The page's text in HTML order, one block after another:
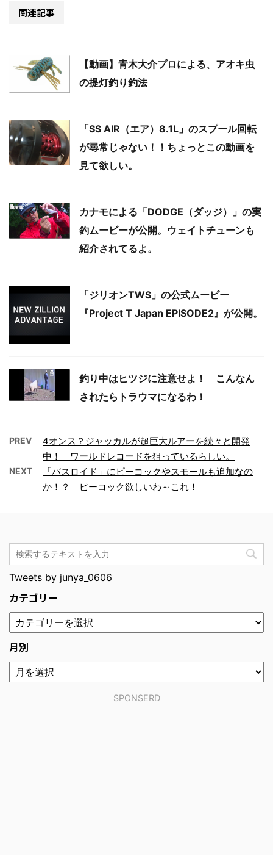
関連記事
【動画】青木大介プロによる、アオキ虫
の提灯釣り釣法
「SS AIR（エア）8.1L」のスプール回転
が尋常じゃない！！ちょっとこの動画を
見て欲しい。
カナモによる「DODGE（ダッジ）」の実
釣ムービーが公開。ウェイトチューンも
紹介されてるよ。
「ジリオンTWS」の公式ムービー
『Project T Japan EPISODE2』が公開。
釣り中はヒツジに注意せよ！ こんなん
されたらトラウマになるわ！
PREV
4オンス？ジャッカルが超巨大ルアーを続々と開発
中！ ワールドレコードを狙っているらしい。
NEXT
「バスロイド」にピーコックやスモールも追加なの
か！？ ピーコック欲しいわ～これ！
Tweets by junya_0606
カテゴリー
月別
SPONSERD